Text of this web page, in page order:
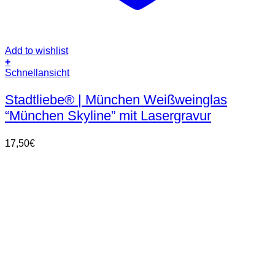
Add to wishlist
+
Schnellansicht
Stadtliebe® | München Weißweinglas
“München Skyline” mit Lasergravur
17,50€